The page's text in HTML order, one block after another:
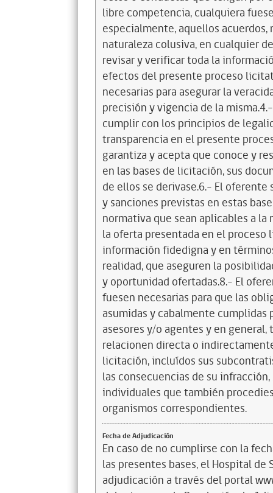
libre competencia, cualquiera
especialmente, aquellos
naturaleza colusiva, en cualquier
revisar y verificar toda la
efectos del presente proceso
necesarias para asegurar la
precisión y vigencia de la
cumplir con los principios de
transparencia en el presente
garantiza y acepta que conoce y
en las bases de licitación, sus
de ellos se derivase.6.- El
y sanciones previstas en estas
normativa que sean aplicables a
la oferta presentada en el
información fidedigna y en
realidad, que aseguren la
y oportunidad ofertadas.8.- El
fuesen necesarias para que las
asumidas y cabalmente
asesores y/o agentes y en
relacionen directa o
licitación, incluídos sus
las consecuencias de su
individuales que también
organismos correspondientes.
Fecha de Adjudicación
En caso de no cumplirse con la
las presentes bases, el Hospital de
adjudicación a través del portal